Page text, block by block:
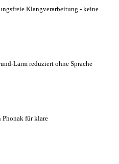
Klangverarbeitung - keine
Lärm reduziert ohne Sprache
Phonak für klare